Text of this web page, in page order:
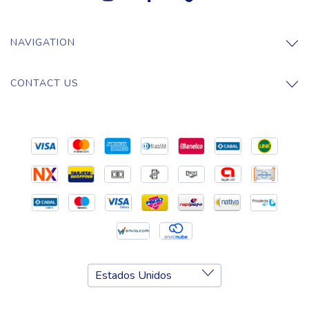
NAVIGATION
CONTACT US